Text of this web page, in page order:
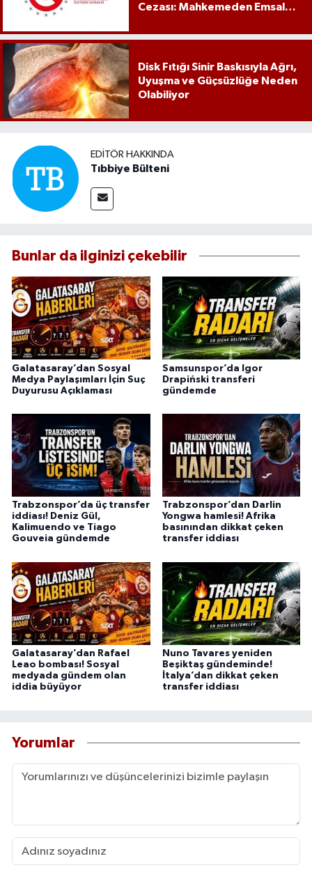
Cezası: Mahkemeden Emsal
Disk Fıtığı Sinir Baskısıyla Ağrı,
Uyuşma ve Güçsüzlüğe Neden
Olabiliyor
EDITÖR HAKKINDA
Tıbbiye Bülteni
Bunlar da ilginizi çekebilir
Galatasaray’dan Sosyal
Medya Paylaşımları İçin Suç
Duyurusu Açıklaması
Samsunspor’da Igor
Drapiński transferi
gündemde
Trabzonspor’da üç transfer
iddiası! Deniz Gül,
Kalimuendo ve Tiago
Gouveia gündemde
Trabzonspor’dan Darlin
Yongwa hamlesi! Afrika
basınından dikkat çeken
transfer iddiası
Galatasaray’dan Rafael
Leao bombası! Sosyal
medyada gündem olan
iddia büyüyor
Nuno Tavares yeniden
Beşiktaş gündeminde!
İtalya’dan dikkat çeken
transfer iddiası
Yorumlar